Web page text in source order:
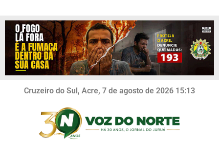
Cruzeiro do Sul, Acre, 7 de agosto de 2026 15:13